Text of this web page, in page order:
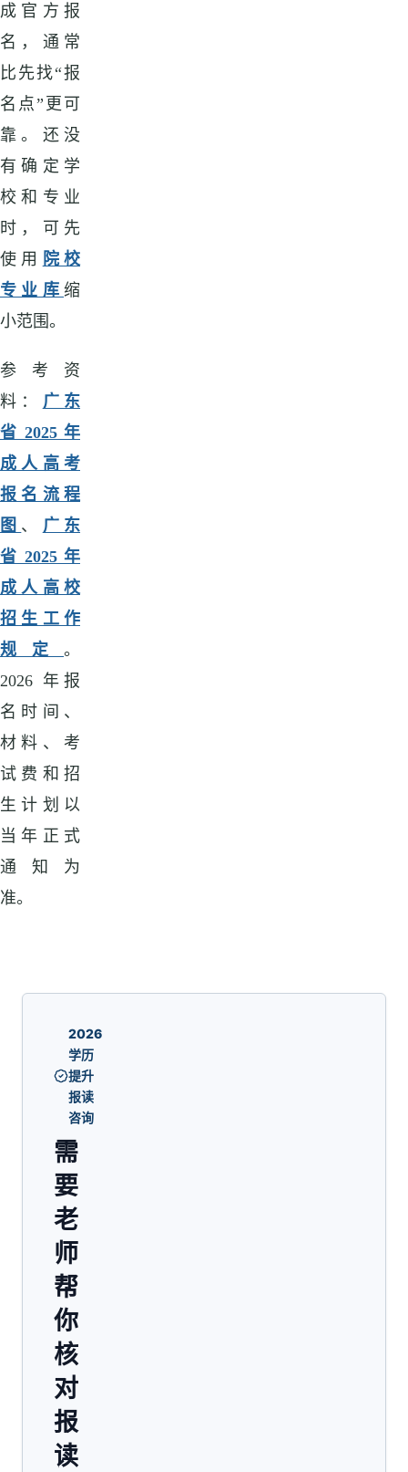
成官方报
名，通常
比先找“报
名点”更可
靠。还没
有确定学
校和专业
时，可先
使用 院校
专业库 缩
小范围。
参考资
料： 广东
省 2025 年
成人高考
报名流程
图 、 广东
省 2025 年
成人高校
招生工作
规定 。
2026 年报
名时间、
材料、考
试费和招
生计划以
当年正式
通知为
准。
2026
学历
提升
报读
咨询
需
要
老
师
帮
你
核
对
报
读